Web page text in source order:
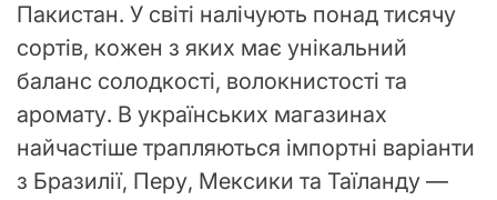
Пакистан. У світі налічують понад тисячу
сортів, кожен з яких має унікальний
баланс солодкості, волокнистості та
аромату. В українських магазинах
найчастіше трапляються імпортні варіанти
з Бразилії, Перу, Мексики та Таїланду —